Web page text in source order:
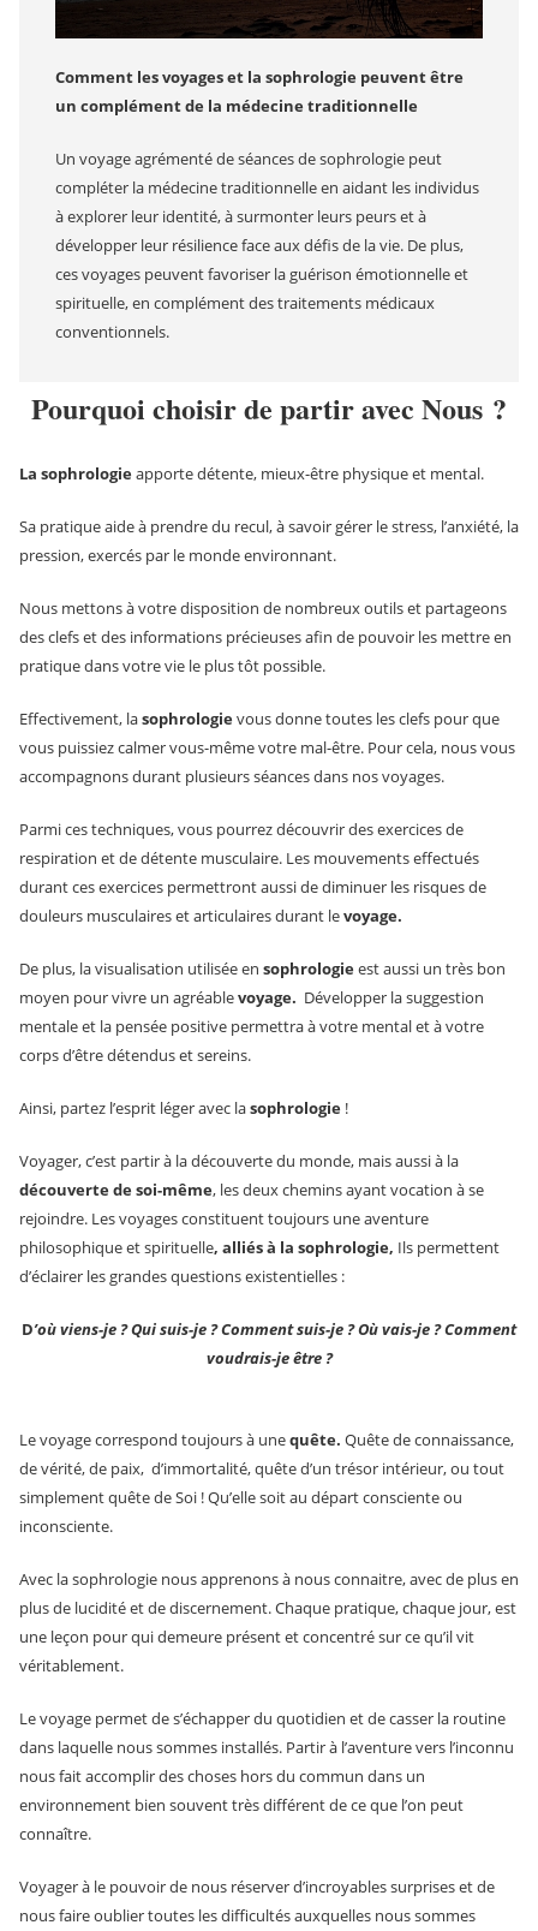
Comment les voyages et la sophrologie peuvent être
un complément de la médecine traditionnelle
Un voyage agrémenté de séances de sophrologie peut
compléter la médecine traditionnelle en aidant les individus
à explorer leur identité, à surmonter leurs peurs et à
développer leur résilience face aux défis de la vie. De plus,
ces voyages peuvent favoriser la guérison émotionnelle et
spirituelle, en complément des traitements médicaux
conventionnels.
Pourquoi choisir de partir avec Nous ?
La sophrologieapporte détente, mieux-être physique et mental.
Sa pratique aide à prendre du recul, à savoir gérer le stress, l’anxiété, la
pression, exercés par le monde environnant.
Nous mettons à votre disposition de nombreux outils et partageons
des clefs et des informations précieuses afin de pouvoir les mettre en
pratique dans votre vie le plus tôt possible.
Effectivement, lasophrologievous donne toutes les clefs pour que
vous puissiez calmer vous-même votre mal-être. Pour cela, nous vous
accompagnons durant plusieurs séances dans nos voyages.
Parmi ces techniques, vous pourrez découvrir des exercices de
respiration et de détente musculaire. Les mouvements effectués
durant ces exercices permettront aussi de diminuer les risques de
douleurs musculaires et articulaires durant levoyage.
De plus, la visualisation utilisée en sophrologieest aussi un très bon
moyen pour vivre un agréablevoyage. Développer la suggestion
mentale et la pensée positive permettra à votre mental et à votre
corps d’être détendus et sereins.
Ainsi, partez l’esprit léger avec lasophrologie!
Voyager, c’est partir à la découverte du monde, mais aussi à la
découverte de soi-même, les deux chemins ayant vocation à se
rejoindre. Les voyages constituent toujours une aventure
philosophique et spirituelle, alliés à la sophrologie, Ils permettent
d’éclairer les grandes questions existentielles :
D’où viens-je ? Qui suis-je ? Comment suis-je ? Où vais-je ? Comment
voudrais-je être ?
Le voyage correspond toujours à unequête. Quête de connaissance,
de vérité, de paix, d’immortalité, quête d’un trésor intérieur, ou tout
simplement quête de Soi ! Qu’elle soit au départ consciente ou
inconsciente.
Avec la sophrologie nous apprenons à nous connaitre, avec de plus en
plus de lucidité et de discernement. Chaque pratique, chaque jour, est
une leçon pour qui demeure présent et concentré sur ce qu’il vit
véritablement.
Le voyage permet de s’échapper du quotidien et de casser la routine
dans laquelle nous sommes installés. Partir à l’aventure vers l’inconnu
nous fait accomplir des choses hors du commun dans un
environnement bien souvent très différent de ce que l’on peut
connaître.
Voyager à le pouvoir de nous réserver d’incroyables surprises et de
nous faire oublier toutes les difficultés auxquelles nous sommes